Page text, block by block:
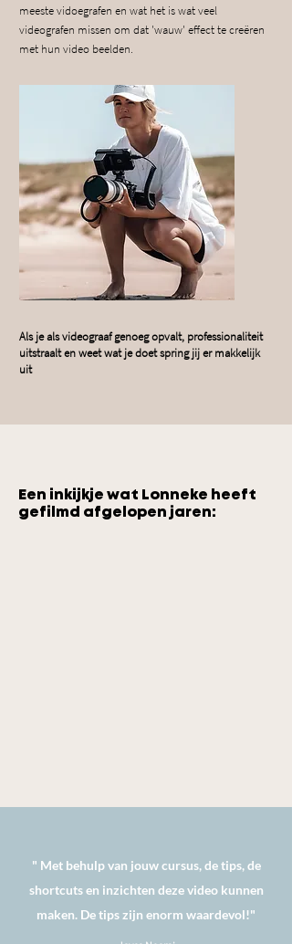
meeste vidoegrafen en wat het is wat veel
videografen missen om dat 'wauw' effect te creëren
met hun video beelden.
Als je als videograaf genoeg opvalt, professionaliteit
uitstraalt en weet wat je doet spring jij er makkelijk
uit
Een inkijkje wat Lonneke heeft
gefilmd afgelopen jaren:
" Met behulp van jouw cursus, de tips, de
shortcuts en inzichten deze video kunnen
maken. De tips zijn enorm waardevol!"